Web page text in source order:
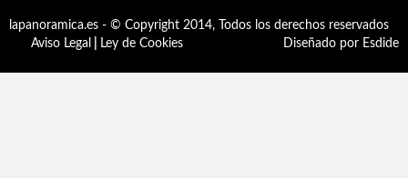
lapanoramica.es - © Copyright 2014, Todos los derechos reservados
Aviso Legal
Ley de Cookies Diseñado por Esdide